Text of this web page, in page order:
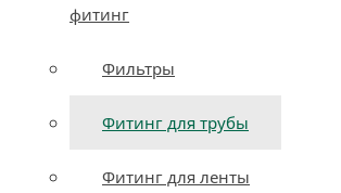
фитинг
Фильтры
Фитинг для трубы
Фитинг для ленты